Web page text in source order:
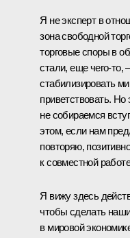
Я не эксперт в
зона свободной
торговые споры в
стали, еще чего‑то,
стабилизировать
приветствовать.
не собираемся
этом, если нам
повторяю,
к совместной
Я вижу здесь
чтобы сделать
в мировой